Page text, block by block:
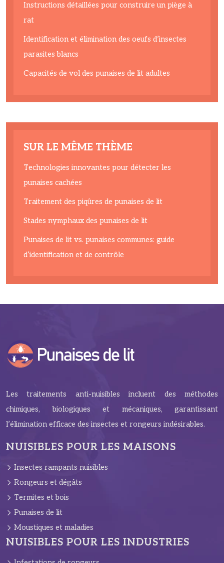
Instructions détaillées pour construire un piège à
rat
Identification et élimination des oeufs d’insectes
parasites blancs
Capacités de vol des punaises de lit adultes
SUR LE MÊME THÈME
Technologies innovantes pour détecter les
punaises cachées
Traitement des piqûres de punaises de lit
Stades nymphaux des punaises de lit
Punaises de lit vs. punaises communes: guide
d’identification et de contrôle
Les traitements anti-nuisibles incluent des méthodes
chimiques, biologiques et mécaniques, garantissant
l’élimination efficace des insectes et rongeurs indésirables.
NUISIBLES POUR LES MAISONS
Insectes rampants nuisibles
Rongeurs et dégâts
Termites et bois
Punaises de lit
Moustiques et maladies
NUISIBLES POUR LES INDUSTRIES